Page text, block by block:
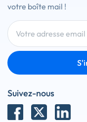
votre boîte mail !
Suivez-nous